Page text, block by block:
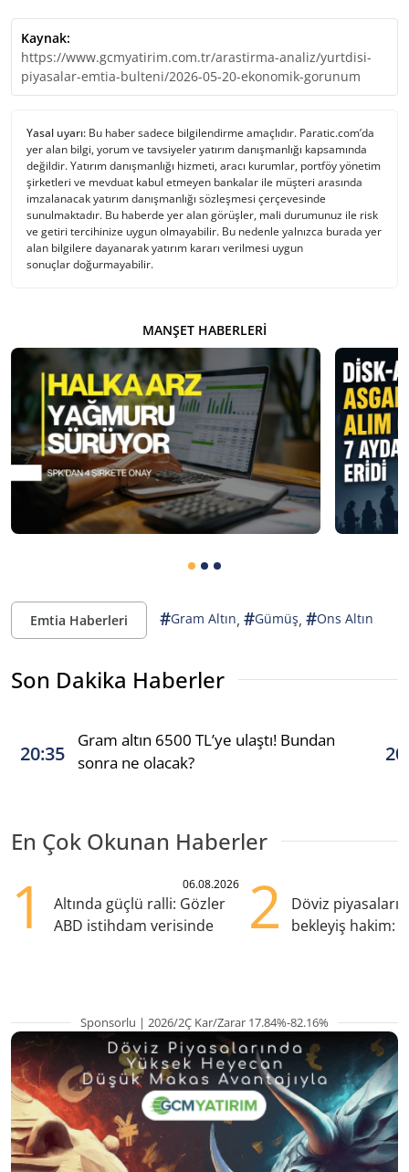
Kaynak:
https://www.gcmyatirim.com.tr/arastirma-analiz/yurtdisi-
piyasalar-emtia-bulteni/2026-05-20-ekonomik-gorunum
Yasal uyarı: Bu haber sadece bilgilendirme amaçlıdır. Paratic.com’da
yer alan bilgi, yorum ve tavsiyeler yatırım danışmanlığı kapsamında
değildir. Yatırım danışmanlığı hizmeti, aracı kurumlar, portföy yönetim
şirketleri ve mevduat kabul etmeyen bankalar ile müşteri arasında
imzalanacak yatırım danışmanlığı sözleşmesi çerçevesinde
sunulmaktadır. Bu haberde yer alan görüşler, mali durumunuz ile risk
ve getiri tercihinize uygun olmayabilir. Bu nedenle yalnızca burada yer
alan bilgilere dayanarak yatırım kararı verilmesi uygun
sonuçlar doğurmayabilir.
MANŞET HABERLERI
Emtia Haberleri #Gram Altın, #Gümüş, #Ons Altın
Son Dakika Haberler
20:35
Gram altın 6500 TL’ye ulaştı! Bundan
sonra ne olacak?
En Çok Okunan Haberler
1 06.08.2026
Altında güçlü ralli: Gözler
ABD istihdam verisinde
2
Döviz
bekleyiş hakim:
Sponsorlu | 2026/2Ç Kar/Zarar 17.84%-82.16%